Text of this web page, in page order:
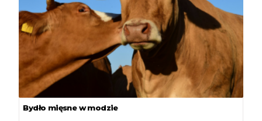
Bydło mięsne w modzie